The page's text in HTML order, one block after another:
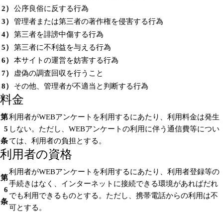
2）
公序良俗に反する行為
3）
管理者または第三者の著作権を侵害する行為
4）
第三者を誹謗中傷する行為
5）
第三者に不利益を与える行為
6）
本サイトの運営を妨害する行為
7）
虚偽の調査回収を行うこと
8）
その他、管理者が不適当と判断する行為
料金
第
5
条
利用者がWEBアンケートを利用するにあたり、利用料金は発生
しない。ただし、WEBアンケートの利用に伴う通信費等につい
ては、利用者の負担とする。
利用者の資格
第
6
条
利用者がWEBアンケートを利用するにあたり、利用者登録等の
手続きはなく、インターネットに接続できる環境があればだれ
でも利用できるものとする。ただし、携帯電話からの利用は不
可とする。